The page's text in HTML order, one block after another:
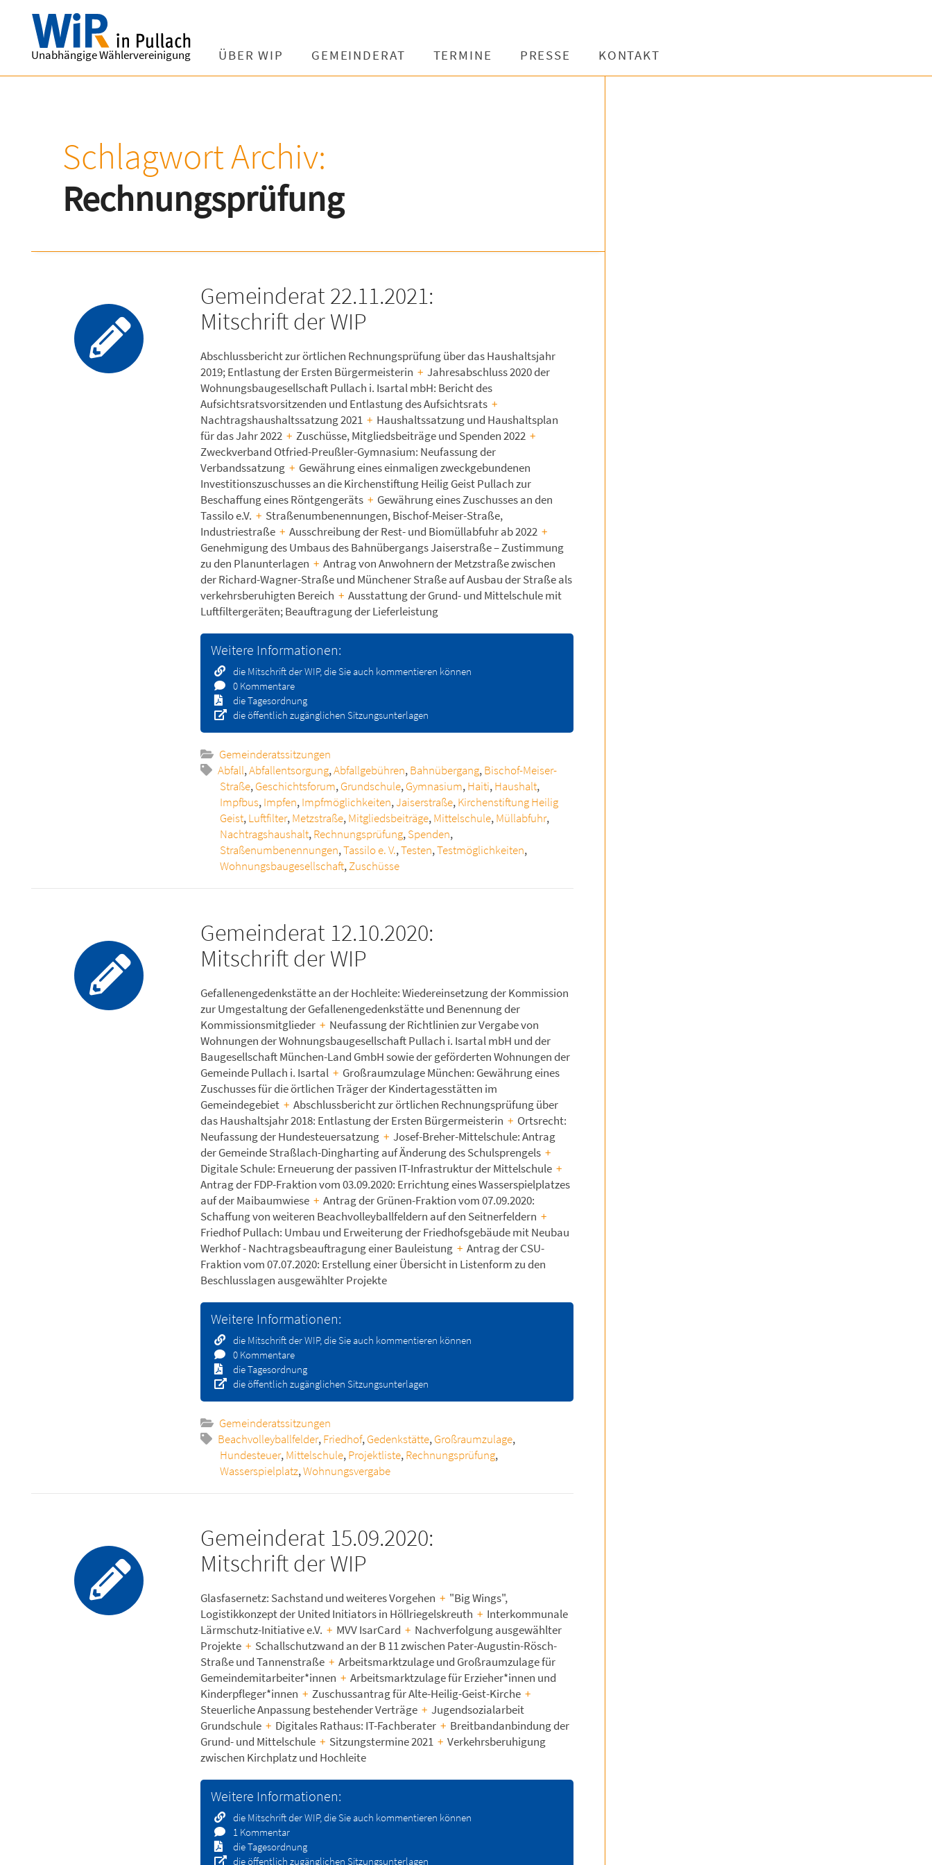
Unabhängige Wählervereinigung ÜBER WIP GEMEINDERAT TERMINE PRESSE KONTAKT
Schlagwort Archiv:
Rechnungsprüfung
Gemeinderat 22.11.2021:
Mitschrift der WIP
Abschlussbericht zur örtlichen Rechnungsprüfung über das Haushaltsjahr
2019; Entlastung der Ersten Bürgermeisterin + Jahresabschluss 2020 der
Wohnungsbaugesellschaft Pullach i. Isartal mbH: Bericht des
Aufsichtsratsvorsitzenden und Entlastung des Aufsichtsrats +
Nachtragshaushaltssatzung 2021 + Haushaltssatzung und Haushaltsplan
für das Jahr 2022 + Zuschüsse, Mitgliedsbeiträge und Spenden 2022 +
Zweckverband Otfried-Preußler-Gymnasium: Neufassung der
Verbandssatzung + Gewährung eines einmaligen zweckgebundenen
Investitionszuschusses an die Kirchenstiftung Heilig Geist Pullach zur
Beschaffung eines Röntgengeräts + Gewährung eines Zuschusses an den
Tassilo e.V. + Straßenumbenennungen, Bischof-Meiser-Straße,
Industriestraße + Ausschreibung der Rest- und Biomüllabfuhr ab 2022 +
Genehmigung des Umbaus des Bahnübergangs Jaiserstraße – Zustimmung
zu den Planunterlagen + Antrag von Anwohnern der Metzstraße zwischen
der Richard-Wagner-Straße und Münchener Straße auf Ausbau der Straße als
verkehrsberuhigten Bereich + Ausstattung der Grund- und Mittelschule mit
Luftfiltergeräten; Beauftragung der Lieferleistung
Weitere Informationen:
die Mitschrift der WIP, die Sie auch kommentieren können
0 Kommentare
die Tagesordnung
die öffentlich zugänglichen Sitzungsunterlagen
Gemeinderatssitzungen
Abfall,Abfallentsorgung,Abfallgebühren,Bahnübergang,Bischof-Meiser-
Straße,Geschichtsforum,Grundschule,Gymnasium,Haiti,Haushalt,
Impfbus,Impfen,Impfmöglichkeiten,Jaiserstraße,Kirchenstiftung Heilig
Geist,Luftfilter,Metzstraße,Mitgliedsbeiträge,Mittelschule,Müllabfuhr,
Nachtragshaushalt,Rechnungsprüfung,Spenden,
Straßenumbenennungen,Tassilo e. V.,Testen,Testmöglichkeiten,
Wohnungsbaugesellschaft,Zuschüsse
Gemeinderat 12.10.2020:
Mitschrift der WIP
Gefallenengedenkstätte an der Hochleite: Wiedereinsetzung der Kommission
zur Umgestaltung der Gefallenengedenkstätte und Benennung der
Kommissionsmitglieder + Neufassung der Richtlinien zur Vergabe von
Wohnungen der Wohnungsbaugesellschaft Pullach i. Isartal mbH und der
Baugesellschaft München-Land GmbH sowie der geförderten Wohnungen der
Gemeinde Pullach i. Isartal + Großraumzulage München: Gewährung eines
Zuschusses für die örtlichen Träger der Kindertagesstätten im
Gemeindegebiet + Abschlussbericht zur örtlichen Rechnungsprüfung über
das Haushaltsjahr 2018: Entlastung der Ersten Bürgermeisterin + Ortsrecht:
Neufassung der Hundesteuersatzung + Josef-Breher-Mittelschule: Antrag
der Gemeinde Straßlach-Dingharting auf Änderung des Schulsprengels +
Digitale Schule: Erneuerung der passiven IT-Infrastruktur der Mittelschule +
Antrag der FDP-Fraktion vom 03.09.2020: Errichtung eines Wasserspielplatzes
auf der Maibaumwiese + Antrag der Grünen-Fraktion vom 07.09.2020:
Schaffung von weiteren Beachvolleyballfeldern auf den Seitnerfeldern +
Friedhof Pullach: Umbau und Erweiterung der Friedhofsgebäude mit Neubau
Werkhof - Nachtragsbeauftragung einer Bauleistung + Antrag der CSU-
Fraktion vom 07.07.2020: Erstellung einer Übersicht in Listenform zu den
Beschlusslagen ausgewählter Projekte
Weitere Informationen:
die Mitschrift der WIP, die Sie auch kommentieren können
0 Kommentare
die Tagesordnung
die öffentlich zugänglichen Sitzungsunterlagen
Gemeinderatssitzungen
Beachvolleyballfelder,Friedhof,Gedenkstätte,Großraumzulage,
Hundesteuer,Mittelschule,Projektliste,Rechnungsprüfung,
Wasserspielplatz,Wohnungsvergabe
Gemeinderat 15.09.2020:
Mitschrift der WIP
Glasfasernetz: Sachstand und weiteres Vorgehen + "Big Wings",
Logistikkonzept der United Initiators in Höllriegelskreuth + Interkommunale
Lärmschutz-Initiative e.V. + MVV IsarCard + Nachverfolgung ausgewählter
Projekte + Schallschutzwand an der B 11 zwischen Pater-Augustin-Rösch-
Straße und Tannenstraße + Arbeitsmarktzulage und Großraumzulage für
Gemeindemitarbeiter*innen + Arbeitsmarktzulage für Erzieher*innen und
Kinderpfleger*innen + Zuschussantrag für Alte-Heilig-Geist-Kirche +
Steuerliche Anpassung bestehender Verträge + Jugendsozialarbeit
Grundschule + Digitales Rathaus: IT-Fachberater + Breitbandanbindung der
Grund- und Mittelschule + Sitzungstermine 2021 + Verkehrsberuhigung
zwischen Kirchplatz und Hochleite
Weitere Informationen:
die Mitschrift der WIP, die Sie auch kommentieren können
1 Kommentar
die Tagesordnung
die öffentlich zugänglichen Sitzungsunterlagen